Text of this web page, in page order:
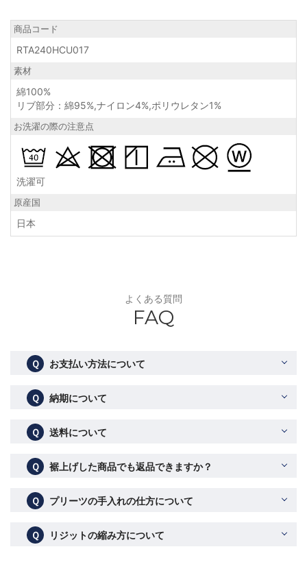
商品コード
RTA240HCU017
素材
綿100%
リブ部分：綿95%,ナイロン4%,ポリウレタン1%
お洗濯の際の注意点
洗濯可
原産国
日本
よくある質問
FAQ
Ｑ お支払い方法について
Ｑ 納期について
Ｑ 送料について
Ｑ 裾上げした商品でも返品できますか？
Ｑ プリーツの手入れの仕方について
Ｑ リジットの縮み方について